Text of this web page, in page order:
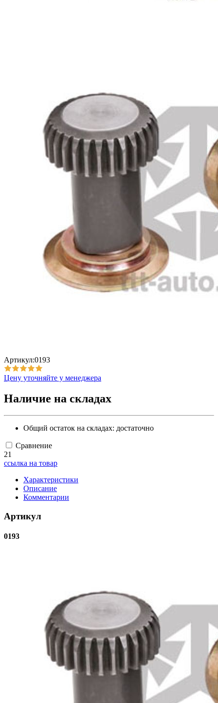
Артикул:0193
Цену уточняйте у менеджера
Наличие на складах
Общий остаток на складах: достаточно
Сравнение
21
ссылка на товар
Характеристики
Описание
Комментарии
Артикул
0193